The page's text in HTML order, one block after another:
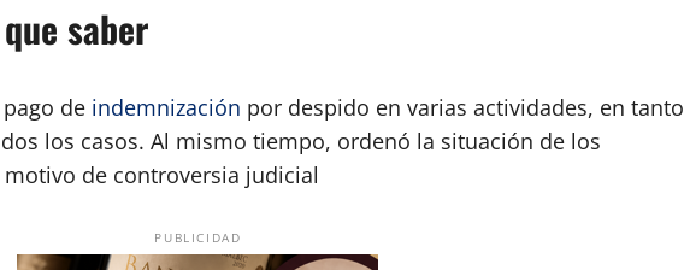
saber
de indemnización por despido en varias actividades, en tanto
los casos. Al mismo tiempo, ordenó la situación de los
de controversia judicial
PUBLICIDAD